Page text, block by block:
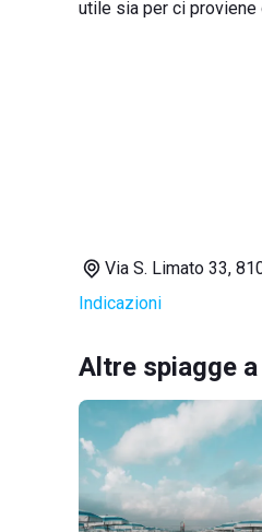
utile sia per ci proviene
Via S. Limato 33,
Indicazioni
Altre spiagge